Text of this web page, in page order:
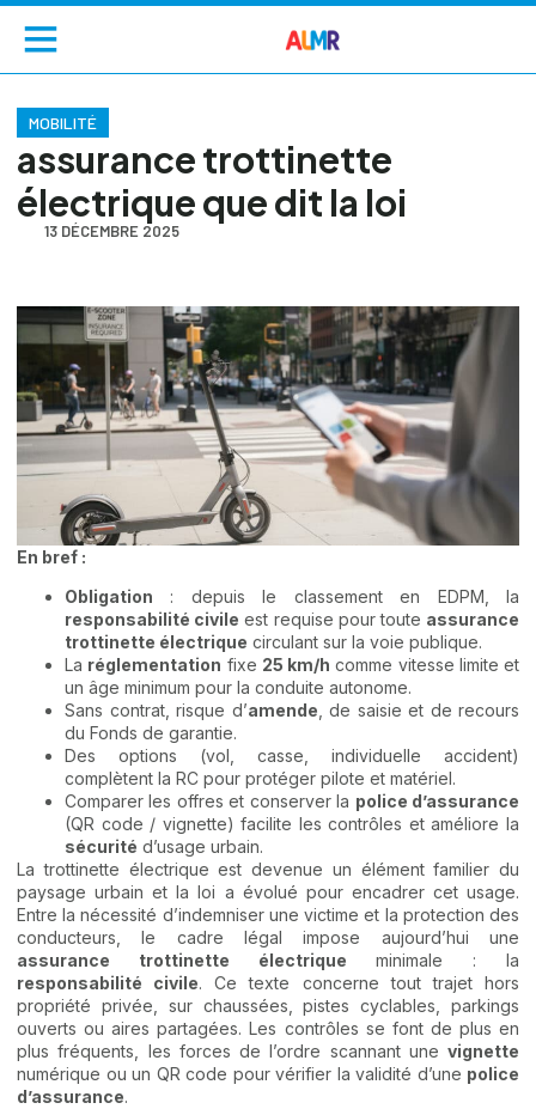
MOBILITÉ
assurance trottinette
électrique que dit la loi
13 DÉCEMBRE 2025
En bref :
Obligation : depuis le classement en EDPM, la
responsabilité civile est requise pour toute assurance
trottinette électrique circulant sur la voie publique.
La réglementation fixe 25 km/h comme vitesse limite et
un âge minimum pour la conduite autonome.
Sans contrat, risque d’amende , de saisie et de recours
du Fonds de garantie.
Des options (vol, casse, individuelle accident)
complètent la RC pour protéger pilote et matériel.
Comparer les offres et conserver la police d’assurance
(QR code / vignette) facilite les contrôles et améliore la
sécurité d’usage urbain.
La trottinette électrique est devenue un élément familier du
paysage urbain et la loi a évolué pour encadrer cet usage.
Entre la nécessité d’indemniser une victime et la protection des
conducteurs, le cadre légal impose aujourd’hui une
assurance trottinette électrique minimale : la
responsabilité civile. Ce texte concerne tout trajet hors
propriété privée, sur chaussées, pistes cyclables, parkings
ouverts ou aires partagées. Les contrôles se font de plus en
plus fréquents, les forces de l’ordre scannant une vignette
numérique ou un QR code pour vérifier la validité d’une police
d’assurance.